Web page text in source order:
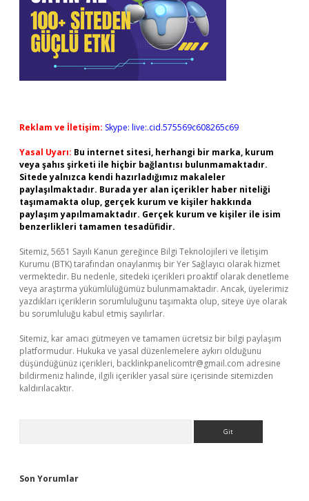
Reklam ve İletişim: Skype: live:.cid.575569c608265c69
Yasal Uyarı: Bu internet sitesi, herhangi bir marka, kurum
veya şahıs şirketi ile hiçbir bağlantısı bulunmamaktadır.
Sitede yalnızca kendi hazırladığımız makaleler
paylaşılmaktadır. Burada yer alan içerikler haber niteliği
taşımamakta olup, gerçek kurum ve kişiler hakkında
paylaşım yapılmamaktadır. Gerçek kurum ve kişiler ile isim
benzerlikleri tamamen tesadüfidir.
Sitemiz, 5651 Sayılı Kanun gereğince Bilgi Teknolojileri ve İletişim
Kurumu (BTK) tarafından onaylanmış bir Yer Sağlayıcı olarak hizmet
vermektedir. Bu nedenle, sitedeki içerikleri proaktif olarak denetleme
veya araştırma yükümlülüğümüz bulunmamaktadır. Ancak, üyelerimiz
yazdıkları içeriklerin sorumluluğunu taşımakta olup, siteye üye olarak
bu sorumluluğu kabul etmiş sayılırlar.
Sitemiz, kar amacı gütmeyen ve tamamen ücretsiz bir bilgi paylaşım
platformudur. Hukuka ve yasal düzenlemelere aykırı olduğunu
düşündüğünüz içerikleri, backlinkpanelicomtr@gmail.com adresine
bildirmeniz halinde, ilgili içerikler yasal süre içerisinde sitemizden
kaldırılacaktır.
Son Yorumlar